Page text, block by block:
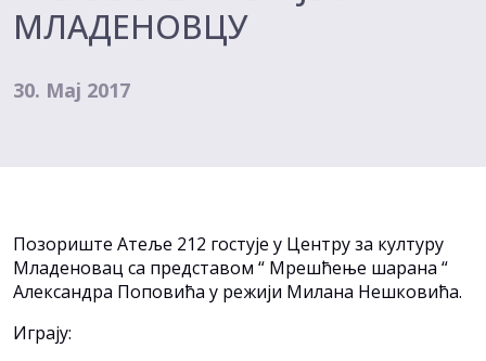
МЛАДЕНОВЦУ
30. Мај 2017
Позориште Атеље 212 гостује у Центру за културу
Младеновац са представом “ Мрешћење шарана “
Александра Поповића у режији Милана Нешковића.
Играју: